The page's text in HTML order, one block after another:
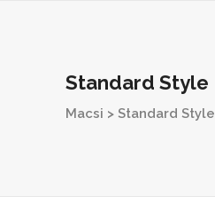
Standard Style
Macsi > Standard Style